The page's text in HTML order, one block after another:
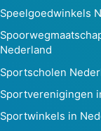
Speelgoedwinkels
Nederland
Sportscholen
Sportverenigingen
Sportwinkels in